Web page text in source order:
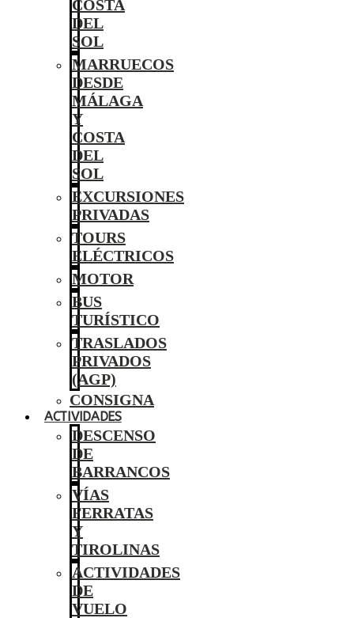
COSTA
DEL
SOL
MARRUECOS
DESDE
MÁLAGA
Y
COSTA
DEL
SOL
EXCURSIONES
PRIVADAS
TOURS
ELÉCTRICOS
MOTOR
BUS
TURÍSTICO
TRASLADOS
PRIVADOS
(AGP)
CONSIGNA
ACTIVIDADES
DESCENSO
DE
BARRANCOS
VÍAS
FERRATAS
Y
TIROLINAS
ACTIVIDADES
DE
VUELO